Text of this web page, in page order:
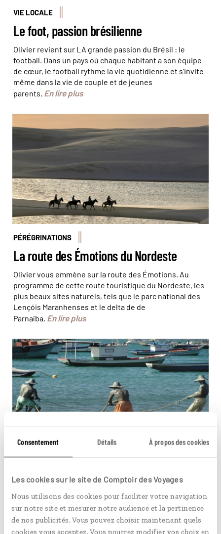
Consentement Détails À propos des cookies
Les cookies sur le site de Comptoir des Voyages
Nous utilisons des cookies pour faciliter votre navigation
sur notre site et mesurer notre audience et la pertinence
de nos publicités. Vous pouvez choisir maintenant quels
cookies vous acceptez. Vous pourrez modifier vos choix en
VIE LOCALE
Le foot, passion brésilienne
Olivier revient sur LA grande passion du Brésil : le
football. Dans un pays où chaque habitant a son équipe
de cœur, le football rythme la vie quotidienne et s'invite
même dans la vie de couple et de jeunes
parents. En lire plus
Maranhenses © Sylvain Chatenoud
PÉRÉGRINATIONS
La route des Émotions du Nordeste
Olivier vous emmène sur la route des Émotions. Au
programme de cette route touristique du Nordeste, les
plus beaux sites naturels, tels que le parc national des
Lençóis Maranhenses et le delta de de
Parnaíba. En lire plus
Búzios a perpétué une tradition de la pêche ©
kadufernandiz
Búzios hors saison
La station est l'une des stations balnéaires les plus
prisées du Brésil et elle accueille chaque année des
voyageurs venus des quatre coins du monde. Pourtant,